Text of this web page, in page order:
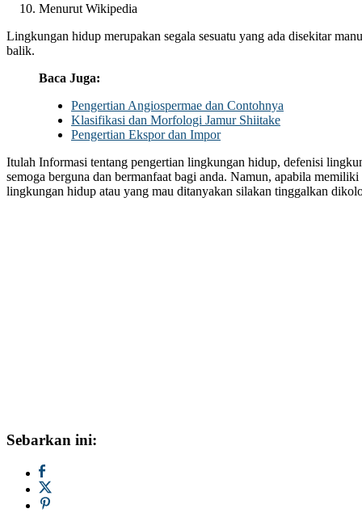
Menurut Wikipedia
Lingkungan hidup merupakan segala sesuatu yang ada disekitar
balik.
Baca Juga:
Pengertian Angiospermae dan Contohnya
Klasifikasi dan Morfologi Jamur Shiitake
Pengertian Ekspor dan Impor
Itulah Informasi tentang pengertian lingkungan hidup, defenisi
semoga berguna dan bermanfaat bagi anda. Namun, apabila
lingkungan hidup atau yang mau ditanyakan silakan tinggalkan
Sebarkan ini: